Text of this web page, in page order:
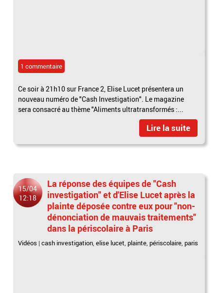
1 commentaire
Ce soir à 21h10 sur France 2, Elise Lucet présentera un
nouveau numéro de "Cash Investigation". Le magazine
sera consacré au thème "Aliments ultratransformés :...
Lire la suite
15/04
12:18
La réponse des équipes de "Cash
investigation" et d'Elise Lucet après la
plainte déposée contre eux pour "non-
dénonciation de mauvais traitements"
dans la périscolaire à Paris
Vidéos |cash investigation,elise lucet, plainte, périscolaire, paris